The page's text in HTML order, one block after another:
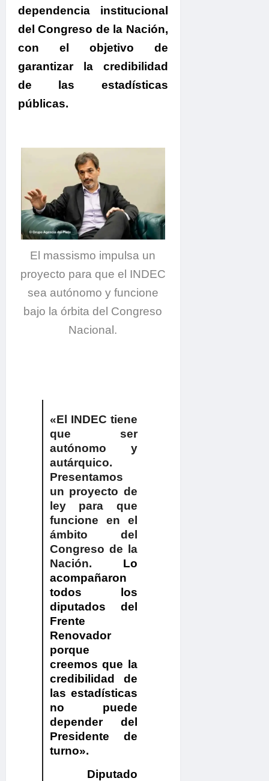
dependencia institucional
del Congreso de la Nación,
con el objetivo de
garantizar la credibilidad
de las estadísticas
públicas.
El massismo impulsa un
proyecto para que el INDEC
sea autónomo y funcione
bajo la órbita del Congreso
Nacional.
«El INDEC tiene
que ser
autónomo y
autárquico.
Presentamos
un proyecto de
ley para que
funcione en el
ámbito del
Congreso de la
Nación.
Lo
acompañaron
todos los
diputados del
Frente
Renovador
porque
creemos que la
credibilidad de
las estadísticas
no puede
depender del
Presidente de
turno».
Diputado